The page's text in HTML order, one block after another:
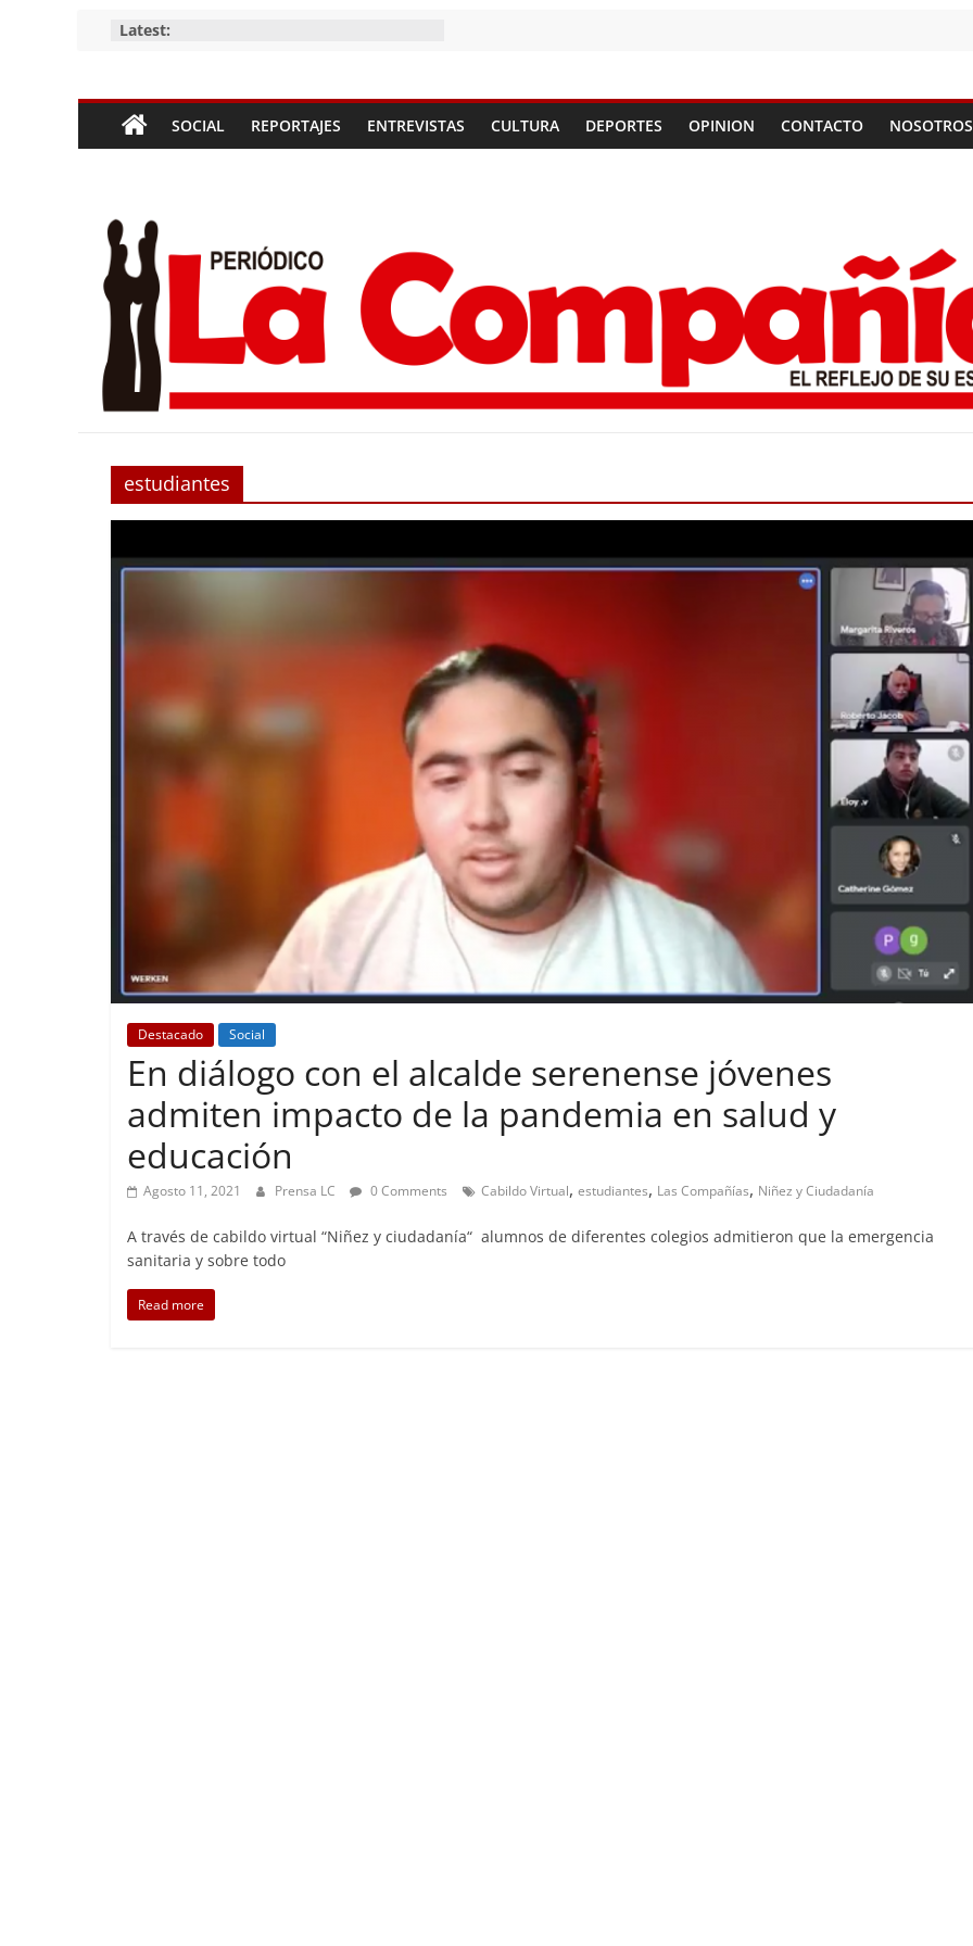
Latest:
Periódico
La
Compañía
Periódico
las
Compañías
SOCIAL REPORTAJES ENTREVISTAS CULTURA DEPORTES OPINION CONTACTO NOSOTROS
estudiantes
Destacado Social
En diálogo con el alcalde serenense jóvenes
admiten impacto de la pandemia en salud y
educación
Agosto 11, 2021 Prensa LC 0 Comments Cabildo Virtual, estudiantes, Las Compañías, Niñez y Ciudadanía
A través de cabildo virtual “Niñez y ciudadanía“ alumnos de diferentes colegios admitieron que la emergencia
sanitaria y sobre todo
Read more
Foco Vecinal
Preocupa abandono de casa
Abril 26, 2019 Prensa LC 0
Foco Vecinal
Municipio realiza
en microbasural
Junio 14, 2020 Prensa LC